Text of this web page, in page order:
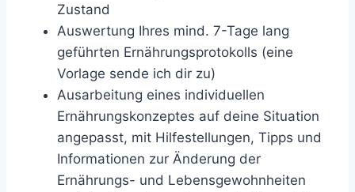
Zustand
Auswertung Ihres mind. 7-Tage lang
geführten Ernährungsprotokolls (eine
Vorlage sende ich dir zu)
Ausarbeitung eines individuellen
Ernährungskonzeptes auf deine Situation
angepasst, mit Hilfestellungen, Tipps und
Informationen zur Änderung der
Ernährungs- und Lebensgewohnheiten